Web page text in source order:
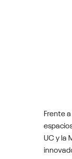
Frente
UC y la